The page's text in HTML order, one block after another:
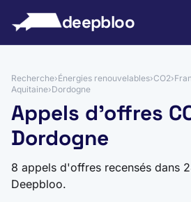
deepbloo
Recherche›Énergies renouvelables›CO2›
Aquitaine›Dordogne
Appels d'offres
Dordogne
8 appels d'offres recensés dans
Deepbloo.